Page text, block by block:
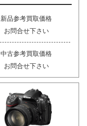
新品参考買取価格
お問合せ下さい
中古参考買取価格
お問合せ下さい